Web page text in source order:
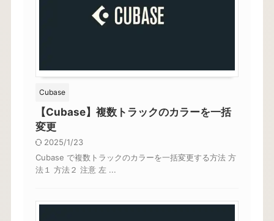
Cubase
【Cubase】複数トラックのカラーを一括
変更
2025/1/23
Cubase で複数トラックのカラーを一括変更する方法 方
法１ 方法２ 注意 左 ...